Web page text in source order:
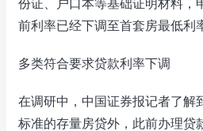
份证、户口本等基础证明材料，
前利率已经下调至首套房最低利
多类符合要求贷款利率下调
在调研中，中国证券报记者了解
标准的存量房贷外，此前办理贷